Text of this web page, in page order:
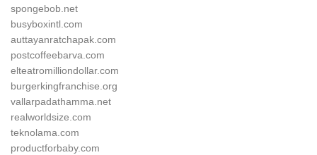
spongebob.net
busyboxintl.com
auttayanratchapak.com
postcoffeebarva.com
elteatromilliondollar.com
burgerkingfranchise.org
vallarpadathamma.net
realworldsize.com
teknolama.com
productforbaby.com